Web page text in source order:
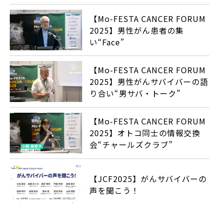
【Mo-FESTA CANCER FORUM
2025】男性がん患者の集
い“Face”
【Mo-FESTA CANCER FORUM
2025】男性がんサバイバーの語
り合い“男サバ・トーク”
【Mo-FESTA CANCER FORUM
2025】オトコ同士の情報交換
会“チャールズクラブ”
【JCF2025】がんサバイバーの
声を聞こう！